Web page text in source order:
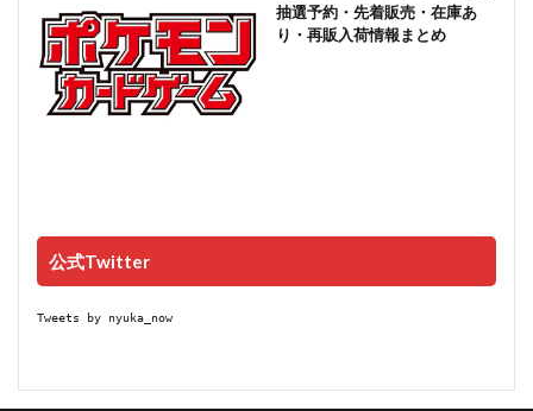
抽選予約・先着販売・在庫あ
り・再販入荷情報まとめ
公式Twitter
Tweets by nyuka_now